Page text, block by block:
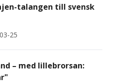
talangen till svensk
25
– med lillebrorsan: